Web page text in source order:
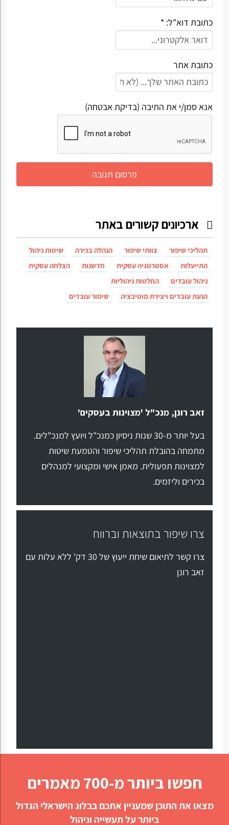
כתובת דוא"ל: *
כתובת אתר
אנא סמן/י את התיבה (בדיקת אבטחה)
ארכיונים קשורים באתר
תהליכי שיפור צוותי שיפור הנהלה בכירה
שיטות ניהול
התייעלות
אסטרטגיה עסקית חדשנות
הצלחה עסקית
ניהול עובדים
החלטות ניהוליות
הנעת עובדים ויצירת מוטיבציה
שימור עובדים
זאב רונן, מנכ"ל 'מצוינות בעסקים'
בעל יותר מ-30 שנות ניסיון כמנכ"ל ויועץ למנכ"לים.
מתמחה בהובלת תהליכי שיפור והטמעת שיטות
למצוינות תפעולית. מאמן אישי ומקצועי למנהלים
בכירים וליזמים.
צרו שיפור בתוצאות וברווח
צרו קשר לתיאום שיחת ייעוץ של 30 דק' ללא עלות עם
זאב רונן
חפשו ביותר מ-700 מאמרים
מצאו את התוכן שמעניין אתכם בבלוג הישראלי הגדול
ביותר על תעשייה וניהול